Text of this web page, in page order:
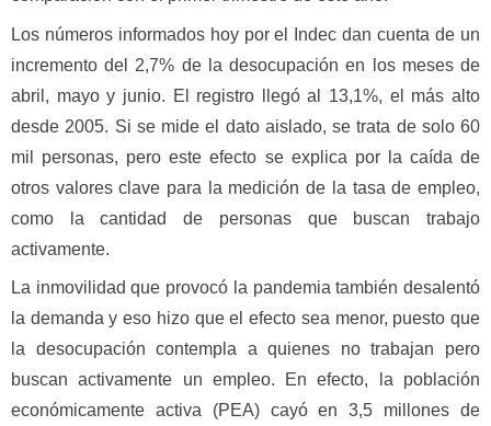
Los números informados hoy por el Indec dan cuenta de un
incremento del 2,7% de la desocupación en los meses de
abril, mayo y junio. El registro llegó al 13,1%, el más alto
desde 2005. Si se mide el dato aislado, se trata de solo 60
mil personas, pero este efecto se explica por la caída de
otros valores clave para la medición de la tasa de empleo,
como la cantidad de personas que buscan trabajo
activamente.
La inmovilidad que provocó la pandemia también desalentó
la demanda y eso hizo que el efecto sea menor, puesto que
la desocupación contempla a quienes no trabajan pero
buscan activamente un empleo. En efecto, la población
económicamente activa (PEA) cayó en 3,5 millones de